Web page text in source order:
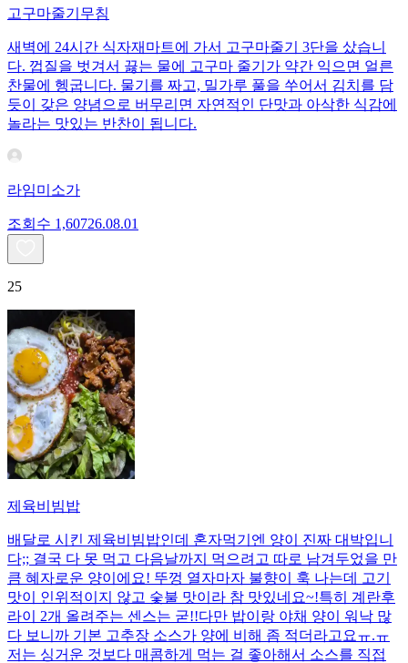
고구마줄기무침
새벽에 24시간 식자재마트에 가서 고구마줄기 3단을 샀습니
다. 껍질을 벗겨서 끓는 물에 고구마 줄기가 약간 익으면 얼른
찬물에 헹굽니다. 물기를 짜고, 밀가루 풀을 쑤어서 김치를 담
듯이 갖은 양념으로 버무리면 자연적인 단맛과 아삭한 식감에
놀라는 맛있는 반찬이 됩니다.
라임미소가
조회수 1,60726.08.01
25
제육비빔밥
배달로 시킨 제육비빔밥인데 혼자먹기엔 양이 진짜 대박입니
다;; 결국 다 못 먹고 다음날까지 먹으려고 따로 남겨두었을 만
큼 혜자로운 양이에요! 뚜껑 열자마자 불향이 훅 나는데 고기
맛이 인위적이지 않고 숯불 맛이라 참 맛있네요~!특히 계란후
라이 2개 올려주는 센스는 굳!! ​다만 밥이랑 야채 양이 워낙 많
다 보니까 기본 고추장 소스가 양에 비해 좀 적더라고요ㅠ.ㅠ
저는 싱거운 것보다 매콤하게 먹는 걸 좋아해서 소스를 직접